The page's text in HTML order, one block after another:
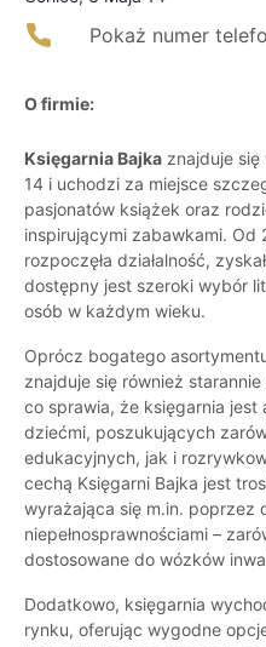
Pokaż numer
O firmie:
Księgarnia Bajka znajduje się
14 i uchodzi za miejsce
pasjonatów książek oraz
inspirującymi zabawkami. Od
rozpoczęła działalność,
dostępny jest szeroki wybór
osób w każdym wieku.
Oprócz bogatego
znajduje się również
co sprawia, że księgarnia
dziećmi, poszukujących
edukacyjnych, jak i
cechą Księgarni Bajka jest
wyrażająca się m.in. poprzez
niepełnosprawnościami –
dostosowane do wózków
Dodatkowo, księgarnia
rynku, oferując wygodne